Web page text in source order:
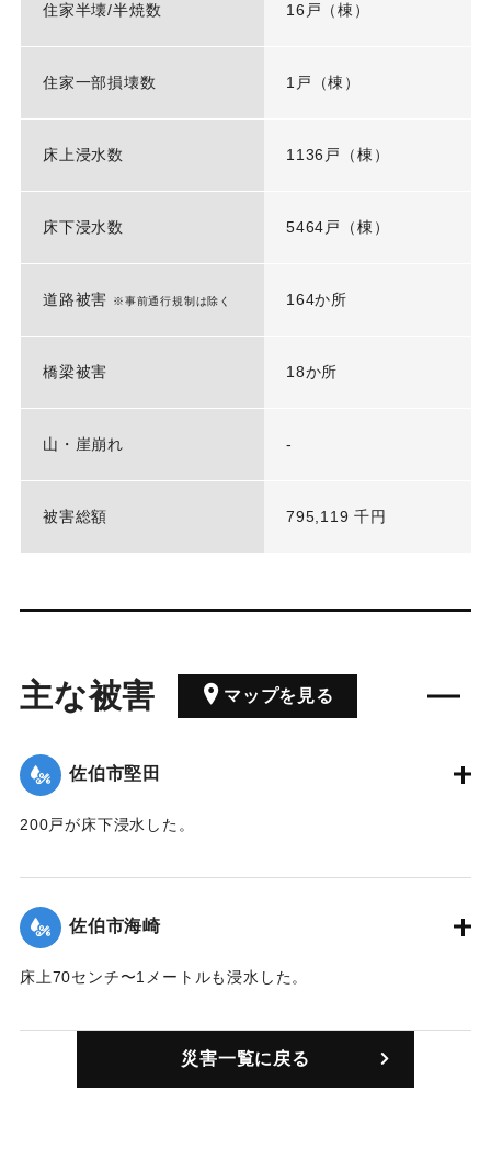
住家半壊/半焼数 16戸（棟）
住家一部損壊数 1戸（棟）
床上浸水数 1136戸（棟）
床下浸水数 5464戸（棟）
道路被害 ※事前通行規制は除く 164か所
橋梁被害 18か所
山・崖崩れ -
被害総額 795,119 千円
主な被害 マップを見る
佐伯市堅田
200戸が床下浸水した。
｜固有コード:00731002
佐伯市海崎
床上70センチ〜1メートルも浸水した。
｜固有コード:00731001
災害一覧に戻る